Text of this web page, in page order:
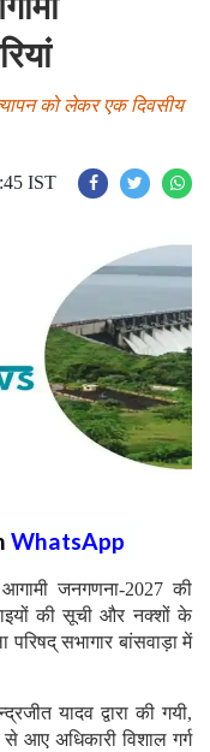
को लेकर एक दिवसीय
IST
WhatsApp
जनगणना-2027 की
की सूची और नक्शों के
सभागार बांसवाड़ा में
यादव द्वारा की गयी,
आए अधिकारी विशाल गर्ग